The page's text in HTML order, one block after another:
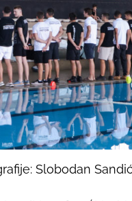
Slobodan Sandić